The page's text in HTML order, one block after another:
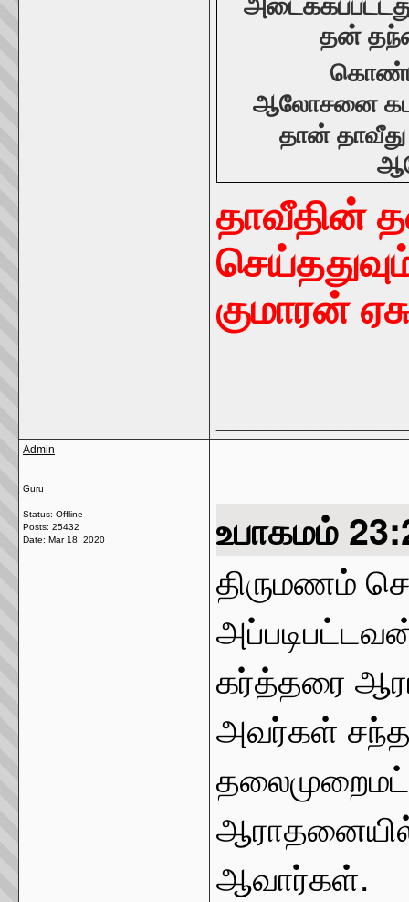
தன்
ஆலோசனை
தான்
தாவீதின்
குமாரன் ஏசு
Admin
Guru
Status: Offline
Posts: 25432
Date: Mar 18, 2020 உபாகமம்
திருமணம்
கர்த்தரை
அவர்கள்
ஆவார்கள்.